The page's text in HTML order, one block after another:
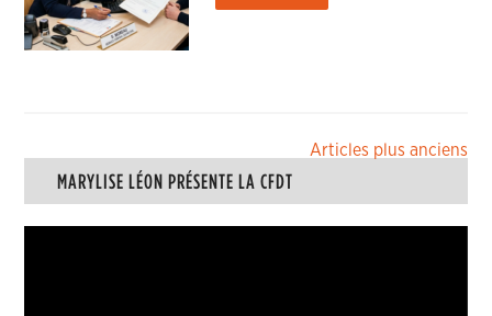
Navigation
des
articles
Articles plus anciens
MARYLISE LÉON PRÉSENTE LA CFDT